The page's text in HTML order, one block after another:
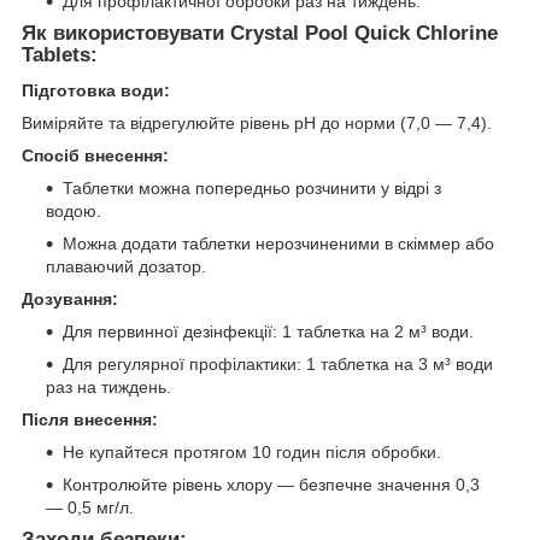
Як використовувати Crystal Pool Quick Chlorine
Tablets:
Підготовка води:
Виміряйте та відрегулюйте рівень pH до норми (7,0 — 7,4).
Спосіб внесення:
Таблетки можна попередньо розчинити у відрі з
водою.
Можна додати таблетки нерозчиненими в скіммер або
плаваючий дозатор.
Дозування:
Для первинної дезінфекції: 1 таблетка на 2 м³ води.
Для регулярної профілактики: 1 таблетка на 3 м³ води
раз на тиждень.
Після внесення:
Не купайтеся протягом 10 годин після обробки.
Контролюйте рівень хлору — безпечне значення 0,3
— 0,5 мг/л.